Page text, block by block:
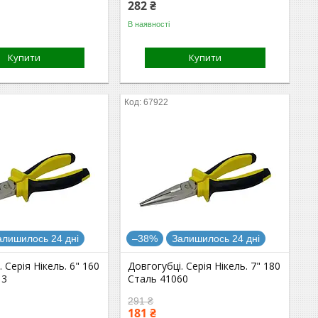
Купити
282 ₴
В наявності
Купити
24 дні
Серія Нікель. 6" 160
67922
–38% Залишилось 24 дні
Довгогубці. Серія Нікель. 7" 180
Сталь 41060
291 ₴
181 ₴